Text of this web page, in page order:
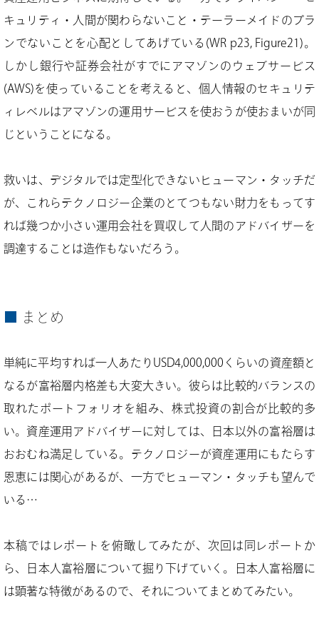
キュリティ・人間が関わらないこと・テーラーメイドのプラ
ンでないことを心配としてあげている(WR p23, Figure21)。
しかし銀行や証券会社がすでにアマゾンのウェブサービス
(AWS)を使っていることを考えると、個人情報のセキュリテ
ィレベルはアマゾンの運用サービスを使おうが使おまいが同
じということになる。
救いは、デジタルでは定型化できないヒューマン・タッチだ
が、これらテクノロジー企業のとてつもない財力をもってす
れば幾つか小さい運用会社を買収して人間のアドバイザーを
調達することは造作もないだろう。
まとめ
単純に平均すれば一人あたりUSD4,000,000くらいの資産額と
なるが富裕層内格差も大変大きい。彼らは比較的バランスの
取れたポートフォリオを組み、株式投資の割合が比較的多
い。資産運用アドバイザーに対しては、日本以外の富裕層は
おおむね満足している。テクノロジーが資産運用にもたらす
恩恵には関心があるが、一方でヒューマン・タッチも望んで
いる…
本稿ではレポートを俯瞰してみたが、次回は同レポートか
ら、日本人富裕層について掘り下げていく。日本人富裕層に
は顕著な特徴があるので、それについてまとめてみたい。